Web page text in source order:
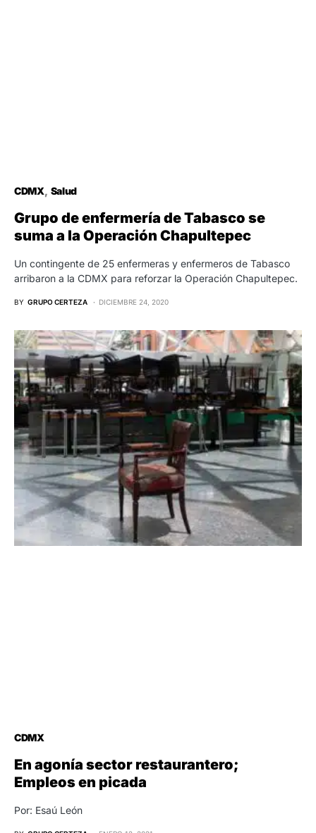
CDMX Salud
Grupo de enfermería de Tabasco se
suma a la Operación Chapultepec
Un contingente de 25 enfermeras y enfermeros de Tabasco
arribaron a la CDMX para reforzar la Operación Chapultepec.
BY GRUPO CERTEZA DICIEMBRE 24, 2020
CDMX
En agonía sector restaurantero;
Empleos en picada
Por: Esaú León